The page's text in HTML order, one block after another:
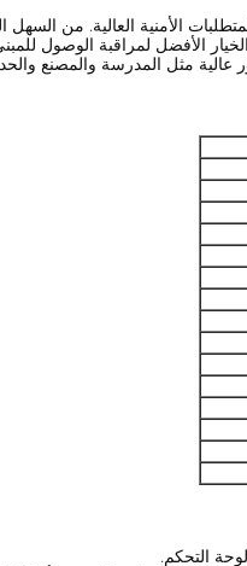
الأفضل لمراقبة الوصول
مثل المدرسة والمصنع